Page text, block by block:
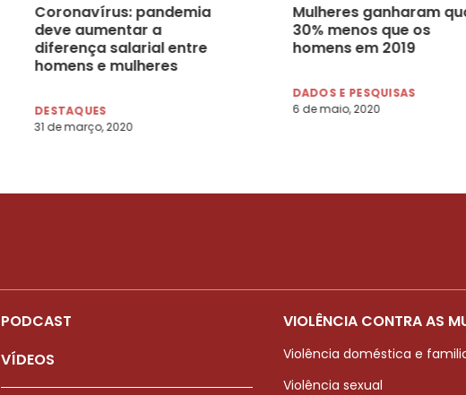
Coronavírus: pandemia
deve aumentar a
diferença salarial entre
homens e mulheres
DESTAQUES
31 de março, 2020
Mulheres ganharam
30% menos que os
homens em 2019
DADOS E PESQUISAS
6 de maio, 2020
PODCAST
VÍDEOS
VIOLÊNCIA CONTRA AS
Violência doméstica e
Violência sexual